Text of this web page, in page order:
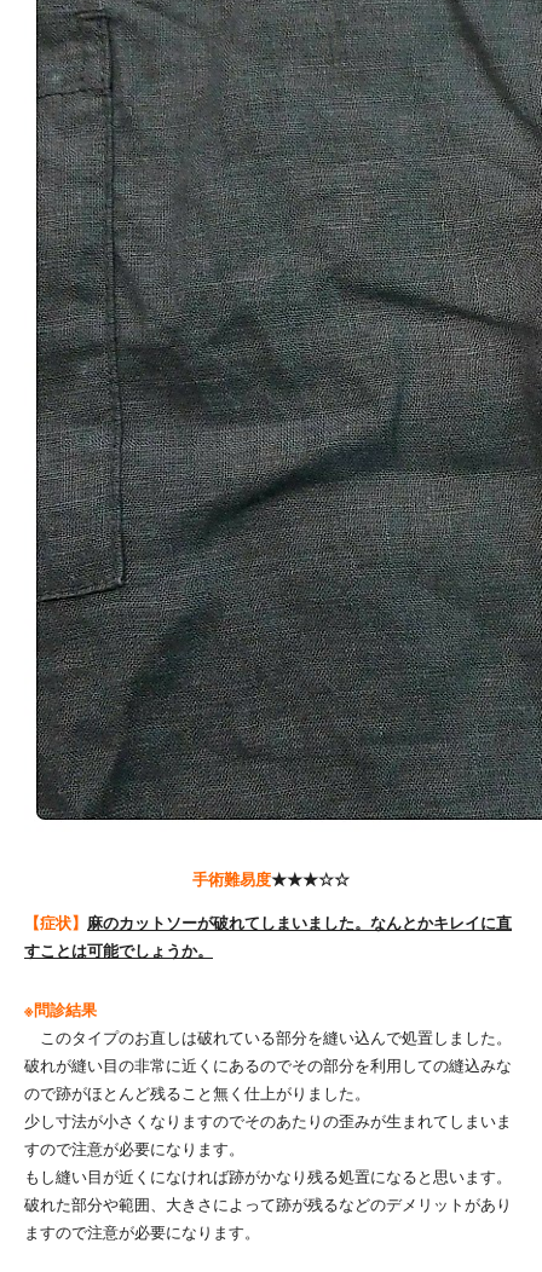
手術難易度★★★☆☆
【症状】 麻のカットソーが破れてしまいました。なんとかキレイに直
すことは可能でしょうか。
※問診結果
このタイプのお直しは破れている部分を縫い込んで処置しました。
破れが縫い目の非常に近くにあるのでその部分を利用しての縫込みな
ので跡がほとんど残ること無く仕上がりました。
少し寸法が小さくなりますのでそのあたりの歪みが生まれてしまいま
すので注意が必要になります。
もし縫い目が近くになければ跡がかなり残る処置になると思います。
破れた部分や範囲、大きさによって跡が残るなどのデメリットがあり
ますので注意が必要になります。